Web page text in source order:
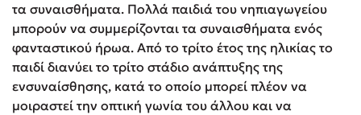
τα συναισθήματα. Πολλά παιδιά του νηπιαγωγείου
μπορούν να συμμερίζονται τα συναισθήματα ενός
φανταστικού ήρωα. Από το τρίτο έτος της ηλικίας το
παιδί διανύει το τρίτο στάδιο ανάπτυξης της
ενσυναίσθησης, κατά το οποίο μπορεί πλέον να
μοιραστεί την οπτική γωνία του άλλου και να